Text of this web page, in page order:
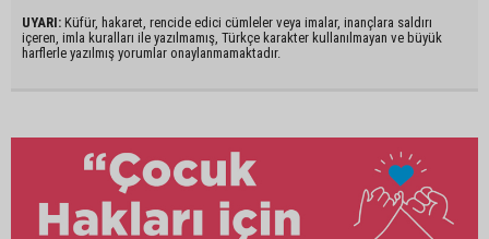
UYARI: Küfür, hakaret, rencide edici cümleler veya imalar, inançlara saldırı
içeren, imla kuralları ile yazılmamış, Türkçe karakter kullanılmayan ve büyük
harflerle yazılmış yorumlar onaylanmamaktadır.